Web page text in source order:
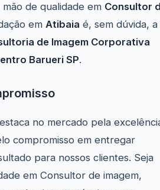
de qualidade em Consultor
em Atibaia é, sem dúvida, a
de Imagem Corporativa
Barueri SP.
no mercado pela
compromisso em entregar
para nossos clientes. Seja
em Consultor de imagem,